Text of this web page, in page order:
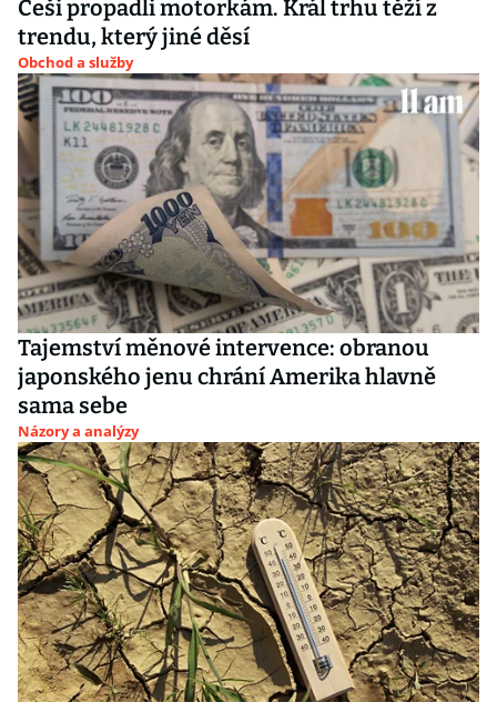
Češi propadli motorkám. Král trhu těží z
trendu, který jiné děsí
Obchod a služby
Tajemství měnové intervence: obranou
japonského jenu chrání Amerika hlavně
sama sebe
Názory a analýzy